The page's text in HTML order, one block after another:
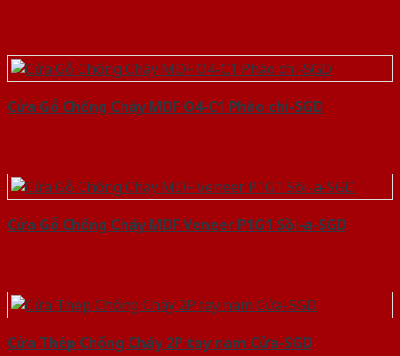
Cửa Gỗ Chống Cháy MDF O4-C1 Phào chi-SGD
Cửa Gỗ Chống Cháy MDF Veneer P1G1 Sồi-a-SGD
Cửa Thép Chống Cháy 2P tay nam Cửa-SGD